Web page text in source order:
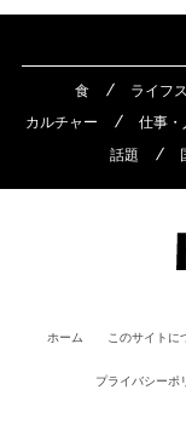
食 ライフ
カルチャー
仕事・
話題
ホーム このサイトに
プライバシーポ